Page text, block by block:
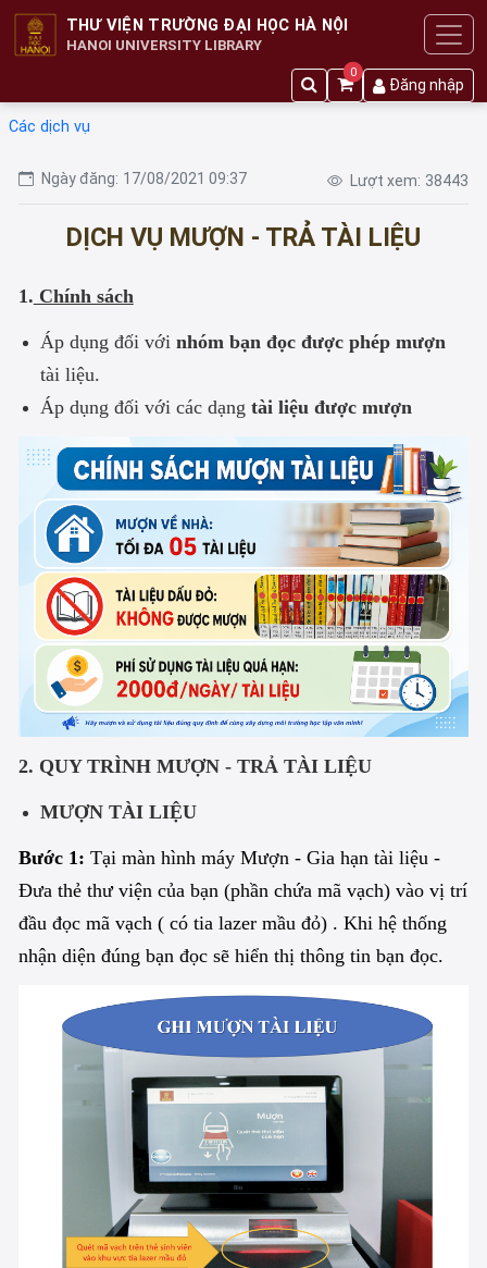
THƯ VIỆN TRƯỜNG ĐẠI HỌC HÀ NỘI
HANOI UNIVERSITY LIBRARY
0
Đăng nhập
Các dịch vụ
Ngày đăng: 17/08/2021 09:37 Lượt xem: 38443
DỊCH VỤ MƯỢN - TRẢ TÀI LIỆU
1. Chính sách
Áp dụng đối với nhóm bạn đọc được phép mượn
tài liệu.
Áp dụng đối với các dạng tài liệu được mượn
2. QUY TRÌNH MƯỢN - TRẢ TÀI LIỆU
MƯỢN TÀI LIỆU
Bước 1: Tại màn hình máy Mượn - Gia hạn tài liệu -
Đưa thẻ thư viện của bạn (phần chứa mã vạch) vào vị trí
đầu đọc mã vạch ( có tia lazer mầu đỏ) . Khi hệ thống
nhận diện đúng bạn đọc sẽ hiển thị thông tin bạn đọc.